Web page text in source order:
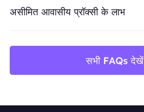
असीमित आवासीय प्रॉक्सी के लाभ
सभी FAQs देखें